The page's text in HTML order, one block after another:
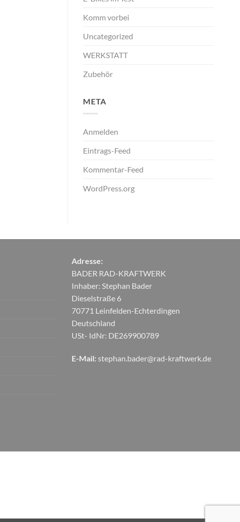
Komm vorbei
Uncategorized
WERKSTATT
Zubehör
META
Anmelden
Eintrags-Feed
Kommentar-Feed
WordPress.org
Adresse:
BADER RAD-KRAFTWERK
Inhaber: Stephan Bader
Dieselstraße 6
70771 Leinfelden-Echterdingen
Deutschland
USt- IdNr: DE269900789
E-Mail: stephan.bader@rad-kraftwerk.de